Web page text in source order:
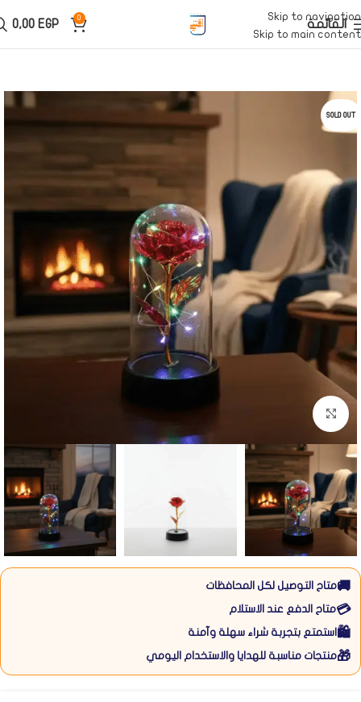
Skip to navigation
Skip to main content
القائمة 0
0,00 EGP
SOLD OUT
Click to enlarge
🚚متاح التوصيل لكل المحافظات
💳متاح الدفع عند الاستلام
🛍️ استمتع بتجربة شراء سهلة وآمنة
🎁منتجات مناسبة للهدايا والاستخدام اليومي